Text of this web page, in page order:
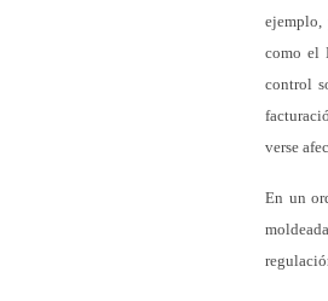
ejemplo,
como el
control
verse
En un